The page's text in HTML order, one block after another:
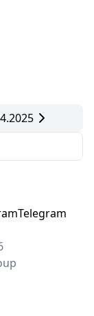
Telegram